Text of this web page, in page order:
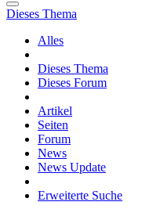
Dieses Thema
Alles
Dieses Thema
Dieses Forum
Artikel
Seiten
Forum
News
News Update
Erweiterte Suche